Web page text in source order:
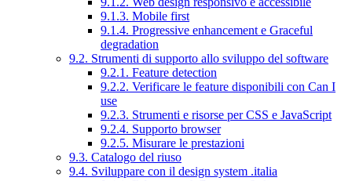
9.1.3. Mobile first
9.1.4. Progressive enhancement e Graceful
degradation
9.2. Strumenti di supporto allo sviluppo del software
9.2.1. Feature detection
9.2.2. Verificare le feature disponibili con Can I
use
9.2.3. Strumenti e risorse per CSS e JavaScript
9.2.4. Supporto browser
9.2.5. Misurare le prestazioni
9.3. Catalogo del riuso
9.4. Sviluppare con il design system .italia